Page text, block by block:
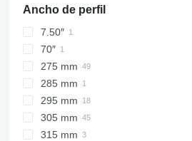
Ancho de perfil
7.50″
70″
275 mm
285 mm
295 mm
305 mm
315 mm